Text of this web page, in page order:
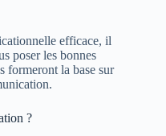
efficace, il
poser les bonnes
formeront la base sur
?